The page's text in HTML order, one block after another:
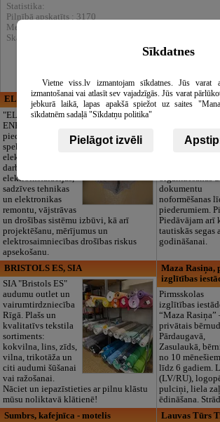
Statistika:
Pilnībā apskatīts : 3170
Meklēšnas rezultātos parādīts : 17944
Skatīt arī katalogā :
ELECTRIC ENERGY
"ELECTRIC
ENERGY Kandava"
piedāvā pilna
spektra
elektromontāžas
darbus,
elektroinstalācijas,
sadzīves tehnikas
un elektronikas
remontu, vājstrāvas
un drošības sistēmu izbūvi, kā arī
projektēšanu, mērījumus un
elektrosaimniecības drošības riskus
apsekošanu.
CĒSU
bez liekām
Mēs
organizēšanas
dokumentu
noformēšanas
piederumiem.
Piedāvājam arī
tautiskās segas
godināšanai.
BRISTOLS ES, SIA
SIA "Bristols ES"
audumu outlet un
vairumtirdzniecība
Rīgā. Plašs un
kvalitatīvs tekstila
sortiments:
kokvilna, lins, zīds,
vilna, trikotāža un
citi audumi šūšanai
vai ražošanai.
Nāciet un iepazīstieties ar pilnu klāstu
mūsu noliktavā klātienē!
Maza Rasiņa,
izglītības
Pirmsskolas
izglītības
“Maza Rasiņa”
privātais
Pārdaugavā,
Zasulaukā,
no 10 mēnešiem
līdz 6 gadiem.
(LV/RU),
pulciņi, liela
ēdināšana.
Sumbrs, kafejnīca - motelis
Lauvas Tūrs
Sīkdatnes
Vietne viss.lv izmantojam sīkdatnes. Jūs varat
izmantošanai vai atlasīt sev vajadzīgās. Jūs varat
jebkurā laikā, lapas apakšā spiežot uz saites
sīkdatnēm sadaļā "Sīkdatņu politika"
Pielāgot izvēli